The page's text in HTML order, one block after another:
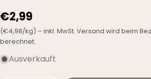
€2,99
(€4,98/kg) – inkl. MwSt. Versand wird beim
berechnet.
Ausverkauft